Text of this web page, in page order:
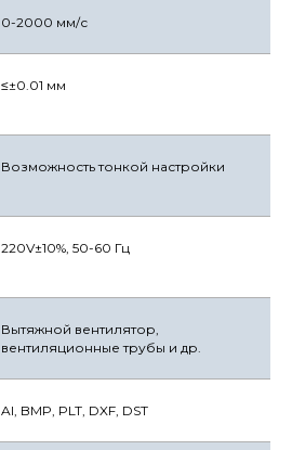
0-2000 мм/с
≤±0.01 мм
Возможность тонкой настройки
220V±10%, 50-60 Гц
Вытяжной вентилятор,
вентиляционные трубы и др.
AI, BMP, PLT, DXF, DST